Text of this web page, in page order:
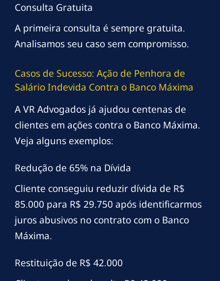
Consulta Gratuita
A primeira consulta é sempre gratuita.
Analisamos seu caso sem compromisso.
Casos de Sucesso: Ação de Penhora de
Salário Indevida Contra o Banco Máxima
A VR Advogados já ajudou centenas de
clientes em ações contra o Banco Máxima.
Veja alguns exemplos:
Redução de 65% na Dívida
Cliente conseguiu reduzir dívida de R$
85.000 para R$ 29.750 após identificarmos
juros abusivos no contrato com o Banco
Máxima.
Restituição de R$ 42.000